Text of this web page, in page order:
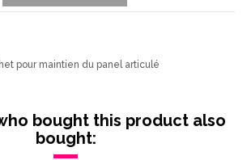
pour maintien du panel articulé
bought this product also
bought: